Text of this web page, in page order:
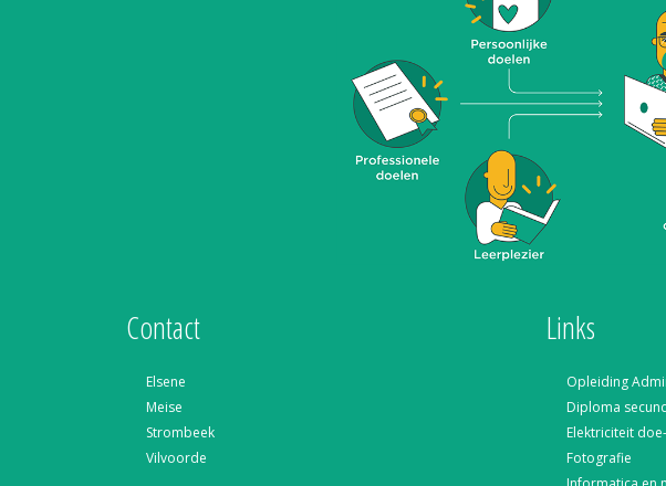
Contact
Elsene
Meise
Strombeek
Vilvoorde
Links
Opleiding
Diploma
Elektriciteit
Fotografie